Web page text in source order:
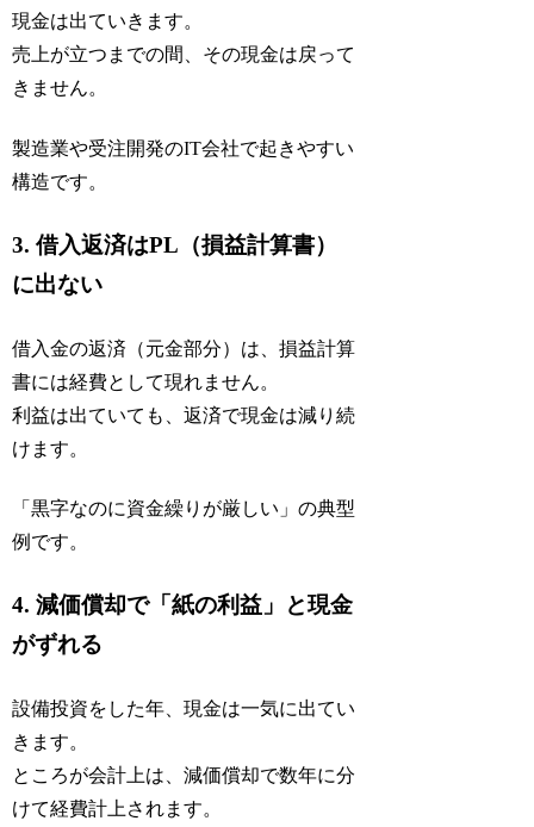
現金は出ていきます。
売上が立つまでの間、その現金は戻って
きません。
製造業や受注開発のIT会社で起きやすい
構造です。
3. 借入返済はPL（損益計算書）
に出ない
借入金の返済（元金部分）は、損益計算
書には経費として現れません。
利益は出ていても、返済で現金は減り続
けます。
「黒字なのに資金繰りが厳しい」の典型
例です。
4. 減価償却で「紙の利益」と現金
がずれる
設備投資をした年、現金は一気に出てい
きます。
ところが会計上は、減価償却で数年に分
けて経費計上されます。